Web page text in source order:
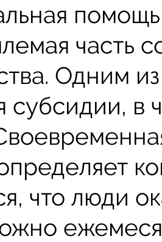
часть
Одним
субсидии, в
что люди